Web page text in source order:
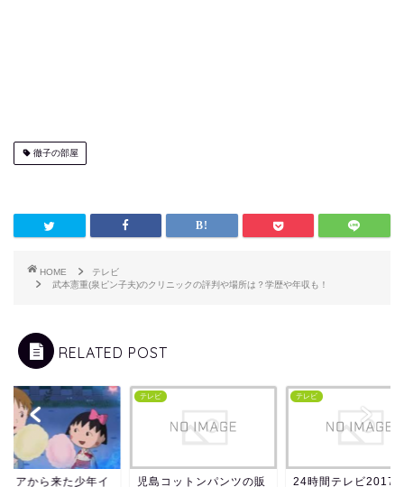
徹子の部屋
HOME
テレビ
武本憲重(泉ピン子夫)のクリニックの評判や場所は？学歴や年収も！
RELATED POST
リアから来た少年イ
テレビ
児島コットンパンツの販
テレビ
24時間テレビ2017